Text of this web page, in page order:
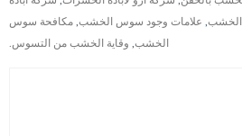
علامات وجود سوس الخشب مكافحة سوس
الخشب وقاية الخشب من التسوس.